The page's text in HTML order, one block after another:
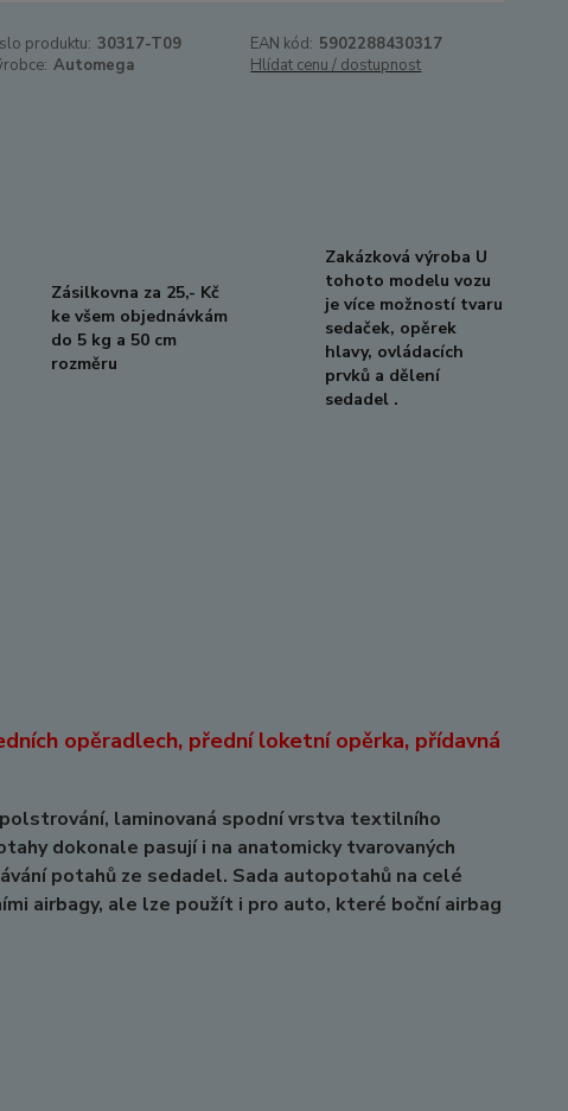
produktu: 30317-T09 EAN kód: 5902288430317
Automega Hlídat cenu / dostupnost
Zásilkovna za 25,- Kč
ke všem objednávkám
do 5 kg a 50 cm
rozměru
Zakázková výroba U
tohoto modelu vozu
je více možností tvaru
sedaček, opěrek
hlavy, ovládacích
prvků a dělení
sedadel .
opěradlech, přední loketní opěrka, přídavná
polstrování, laminovaná spodní vrstva textilního
dokonale pasují i na anatomicky tvarovaných
potahů ze sedadel. Sada autopotahů na celé
airbagy, ale lze použít i pro auto, které boční airbag